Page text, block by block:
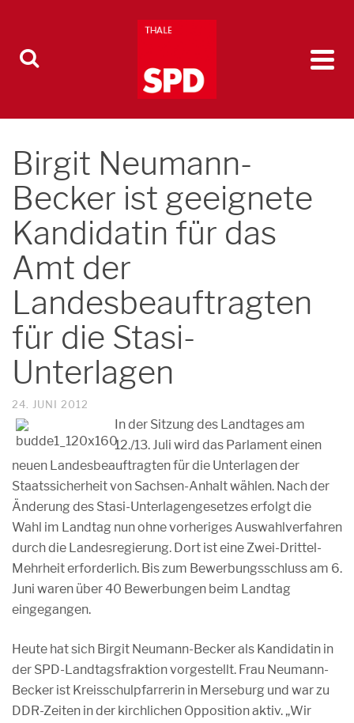
Birgit Neumann-
Becker ist geeignete
Kandidatin für das
Amt der
Landesbeauftragten
für die Stasi-
Unterlagen
24. JUNI 2012
In der Sitzung des Landtages am
12./13. Juli wird das Parlament einen
neuen Landesbeauftragten für die Unterlagen der
Staatssicherheit von Sachsen-Anhalt wählen. Nach der
Änderung des Stasi-Unterlagengesetzes erfolgt die
Wahl im Landtag nun ohne vorheriges Auswahlverfahren
durch die Landesregierung. Dort ist eine Zwei-Drittel-
Mehrheit erforderlich. Bis zum Bewerbungsschluss am 6.
Juni waren über 40 Bewerbungen beim Landtag
eingegangen.
Heute hat sich Birgit Neumann-Becker als Kandidatin in
der SPD-Landtagsfraktion vorgestellt. Frau Neumann-
Becker ist Kreisschulpfarrerin in Merseburg und war zu
DDR-Zeiten in der kirchlichen Opposition aktiv. „Wir